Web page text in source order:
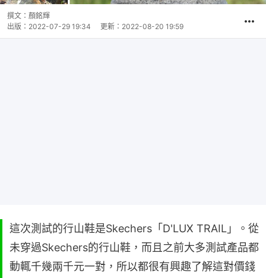
撰文： 顏銘輝
出版： 2022-07-29 19:34 更新： 2022-08-20 19:59
這次測試的行山鞋是Skechers「D'LUX TRAIL」。從
未穿過Skechers的行山鞋，而且之前大多測試產品都
動輒千幾兩千元一對，所以都很有興趣了解這對價錢